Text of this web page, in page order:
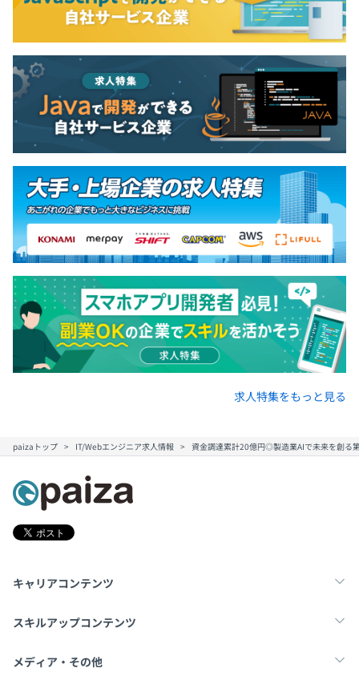
【支給実績】
■14インチMacBook Pro
・12コアCPU
・16コアGPU
・16コアNeural Engine搭載Apple M4 Proチップ
■Prestige-16-AI-Studio-B1VGG-5001JP-MSI
・CPU Core Ultra 9 プロセッサー 185H / 16コア
（6P+8E+2LPE）22スレッド
・グラフィックス NVIDIA GeForce RTX 4070 Laptop
GPU
・メモリ 32GB LPDDR5 オンボードメモリ
アジャイル、スクラム、ペアプロ、テスト駆動開発
Docker、Terraform、Kubernetes、Amazon ECS、
Datadog、Amazon CloudWatch
Notebook、NumPy
求人特集をもっと見る
paizaトップ IT/Webエンジニア求人情報 資金調達累計20億円◎製造業AIで未来を創る
キャリアコンテンツ
転職・キャリア
スキルアップコンテンツ
学習
メディア・その他